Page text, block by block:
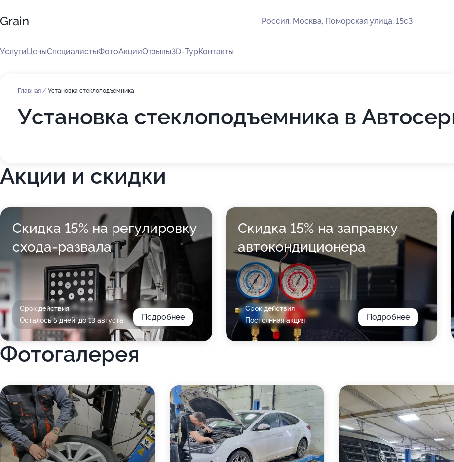
Grain Россия, Москва, Поморская улица, 15с3
УслугиЦеныСпециалистыФотоАкцииОтзывы3D-ТурКонтакты
Главная / Установка стеклоподъемника
Установка стеклоподъемника в
Акции и скидки
Скидка 15% на регулировку
схода-развала
Срок действия
Осталось 5 дней, до 13 августа
Подробнее
Скидка 15% на заправку
автокондиционера
Срок действия
Постоянная акция
Подробнее
Фотогалерея